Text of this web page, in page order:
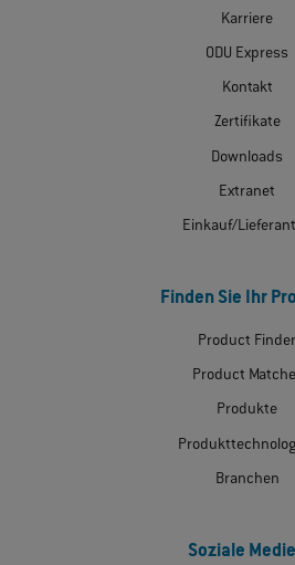
Karriere
ODU Express
Kontakt
Zertifikate
Downloads
Extranet
Einkauf/
Finden Sie Ihr
Product Finder
Product
Produkte
Branchen
Soziale